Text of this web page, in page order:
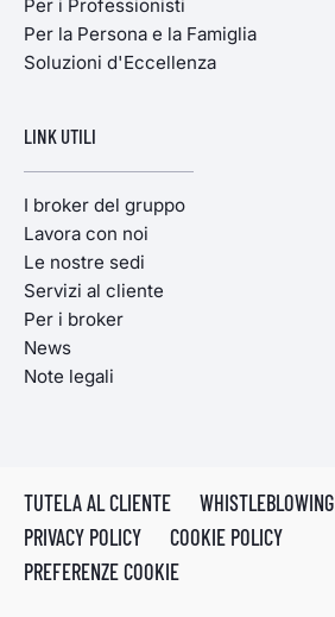
Per i Professionisti
Per la Persona e la Famiglia
Soluzioni d'Eccellenza
LINK UTILI
I broker del gruppo
Lavora con noi
Le nostre sedi
Servizi al cliente
Per i broker
News
Note legali
TUTELA AL CLIENTE
WHISTLEBLOWING
PRIVACY POLICY
COOKIE POLICY
PREFERENZE COOKIE